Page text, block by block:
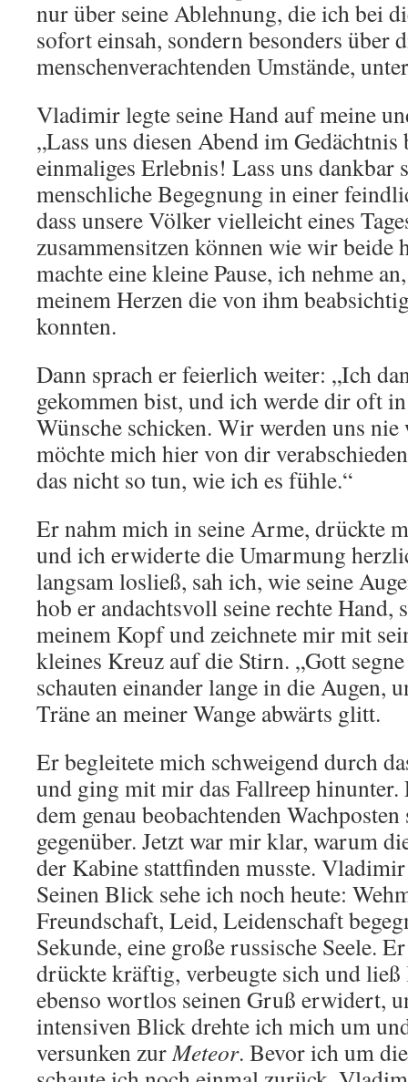
nur über seine Ablehnung, die ich bei
sofort einsah, sondern besonders über
menschenverachtenden Umstände,
Vladimir legte seine Hand auf meine
„Lass uns diesen Abend im Gedächtnis
einmaliges Erlebnis! Lass uns dankbar
menschliche Begegnung in einer
dass unsere Völker vielleicht eines
zusammensitzen können wie wir beide
machte eine kleine Pause, ich nehme
meinem Herzen die von ihm
konnten.
Dann sprach er feierlich weiter: „Ich
gekommen bist, und ich werde dir oft
Wünsche schicken. Wir werden uns
möchte mich hier von dir
das nicht so tun, wie ich es fühle.“
Er nahm mich in seine Arme, drückte
und ich erwiderte die Umarmung
langsam losließ, sah ich, wie seine
hob er andachtsvoll seine rechte Hand,
meinem Kopf und zeichnete mir mit
kleines Kreuz auf die Stirn. „Gott
schauten einander lange in die Augen,
Träne an meiner Wange abwärts glitt.
Er begleitete mich schweigend durch
und ging mit mir das Fallreep hinunter.
dem genau beobachtenden
gegenüber. Jetzt war mir klar, warum
der Kabine stattfinden musste.
Seinen Blick sehe ich noch heute:
Freundschaft, Leid, Leidenschaft
Sekunde, eine große russische Seele.
drückte kräftig, verbeugte sich und ließ
ebenso wortlos seinen Gruß erwidert,
intensiven Blick drehte ich mich um
versunken zurMeteor. Bevor ich um